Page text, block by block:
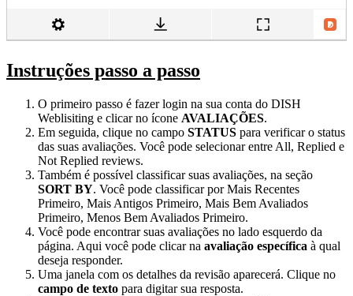
Instruções passo a passo
O primeiro passo é fazer login na sua conta do DISH
Weblisiting e clicar no ícone AVALIAÇÕES.
Em seguida, clique no campo STATUS para verificar o status
das suas avaliações. Você pode selecionar entre All, Replied e
Not Replied reviews.
Também é possível classificar suas avaliações, na seção
SORT BY. Você pode classificar por Mais Recentes
Primeiro, Mais Antigos Primeiro, Mais Bem Avaliados
Primeiro, Menos Bem Avaliados Primeiro.
Você pode encontrar suas avaliações no lado esquerdo da
página. Aqui você pode clicar na avaliação específica à qual
deseja responder.
Uma janela com os detalhes da revisão aparecerá. Clique no
campo de texto para digitar sua resposta.